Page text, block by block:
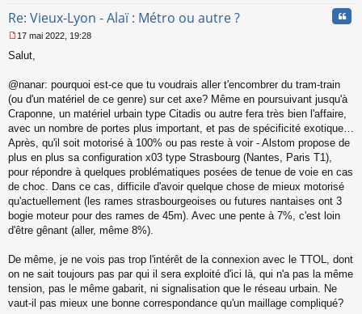
Re: Vieux-Lyon - Alaï : Métro ou autre ?
e
s
g
e
n
o
n
u
17 mai 2022, 19:28
Salut,
@nanar: pourquoi est-ce que tu voudrais aller t'encombrer du tram-train
(ou d'un matériel de ce genre) sur cet axe? Même en poursuivant jusqu'à
Craponne, un matériel urbain type Citadis ou autre fera très bien l'affaire,
avec un nombre de portes plus important, et pas de spécificité exotique…
Après, qu'il soit motorisé à 100% ou pas reste à voir - Alstom propose de
plus en plus sa configuration x03 type Strasbourg (Nantes, Paris T1),
pour répondre à quelques problématiques posées de tenue de voie en cas
de choc. Dans ce cas, difficile d'avoir quelque chose de mieux motorisé
qu'actuellement (les rames strasbourgeoises ou futures nantaises ont 3
bogie moteur pour des rames de 45m). Avec une pente à 7%, c'est loin
d'être gênant (aller, même 8%).
De même, je ne vois pas trop l'intérêt de la connexion avec le TTOL, dont
on ne sait toujours pas par qui il sera exploité d'ici là, qui n'a pas la même
tension, pas le même gabarit, ni signalisation que le réseau urbain. Ne
vaut-il pas mieux une bonne correspondance qu'un maillage compliqué?